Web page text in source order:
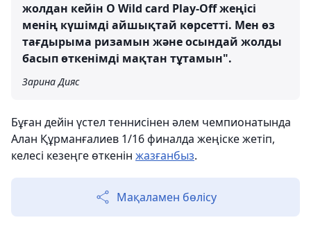
жолдан кейін O Wild card Play-Off жеңісі
менің күшімді айшықтай көрсетті. Мен өз
тағдырыма ризамын және осындай жолды
басып өткенімді мақтан тұтамын".
Зарина Дияс
Бұған дейін үстел теннисінен әлем чемпионатында
Алан Құрманғалиев 1/16 финалда жеңіске жетіп,
келесі кезеңге өткенін жазғанбыз.
Мақаламен бөлісу